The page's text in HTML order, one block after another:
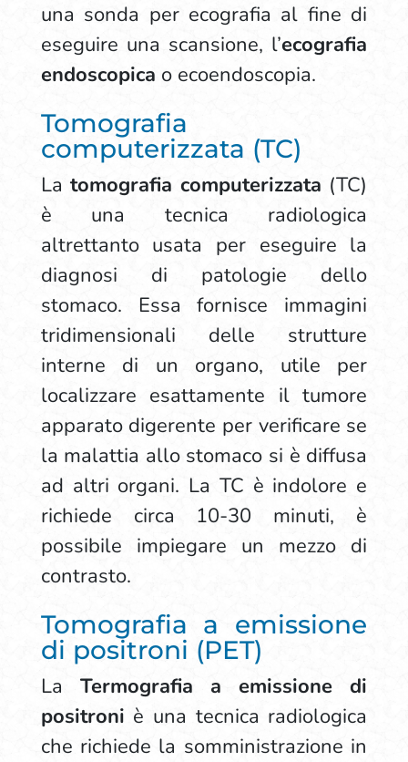
una sonda per ecografia al fine di
eseguire una scansione, l’ecografia
endoscopica o ecoendoscopia.
Tomografia
computerizzata (TC)
Latomografia computerizzata (TC)
è una tecnica radiologica
altrettanto usata per eseguire la
diagnosi di patologie dello
stomaco. Essa fornisce immagini
tridimensionali delle strutture
interne di un organo, utile per
localizzare esattamente il tumore
apparato digerente per verificare se
la malattia allo stomaco si è diffusa
ad altri organi. La TC è indolore e
richiede circa 10-30 minuti, è
possibile impiegare un mezzo di
contrasto.
Tomografia a emissione
di positroni (PET)
La Termografia a emissione di
positroni è una tecnica radiologica
che richiede la somministrazione in